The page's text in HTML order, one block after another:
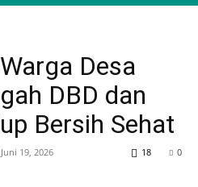
Desa
DBD dan
Bersih Sehat
Juni 19, 2026 0
18